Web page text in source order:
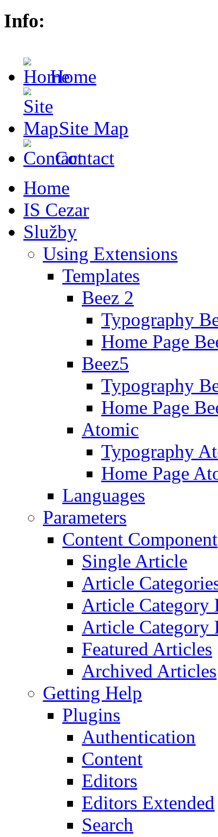
Info:
Home
Site Map
Contact
Home
IS Cezar
Služby
Using Extensions
Templates
Beez 2
Typography
Home Page
Beez5
Typography
Home Page
Atomic
Typography
Home Page
Languages
Parameters
Content Component
Single Article
Article
Article Category
Article Category
Featured Articles
Archived Articles
Getting Help
Plugins
Authentication
Content
Editors
Editors Extended
Search